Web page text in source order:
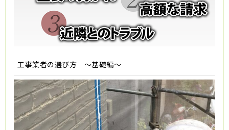
工事業者の選び方 ～基礎編～